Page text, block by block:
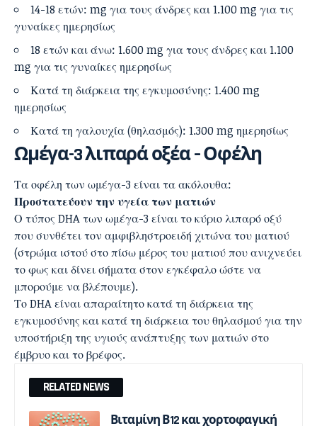
14-18 ετών: mg για τους άνδρες και 1.100 mg για τις
γυναίκες ημερησίως
18 ετών και άνω: 1.600 mg για τους άνδρες και 1.100
mg για τις γυναίκες ημερησίως
Κατά τη διάρκεια της εγκυμοσύνης: 1.400 mg
ημερησίως
Κατά τη γαλουχία (θηλασμός): 1.300 mg ημερησίως
Ωμέγα-3 λιπαρά οξέα –Οφέλη
Τα οφέλη των ωμέγα-3 είναι τα ακόλουθα:
Προστατεύουν την υγεία των ματιών
Ο τύπος DHA των ωμέγα-3 είναι το κύριο λιπαρό οξύ
που συνθέτει τον αμφιβληστροειδή χιτώνα του ματιού
(στρώμα ιστού στο πίσω μέρος του ματιού που ανιχνεύει
το φως και δίνει σήματα στον εγκέφαλο ώστε να
μπορούμε να βλέπουμε).
Το DHA είναι απαραίτητο κατά τη διάρκεια της
εγκυμοσύνης και κατά τη διάρκεια του θηλασμού για την
υποστήριξη της υγιούς ανάπτυξης των ματιών στο
έμβρυο και το βρέφος.
RELATED NEWS
Βιταμίνη Β12 και χορτοφαγική